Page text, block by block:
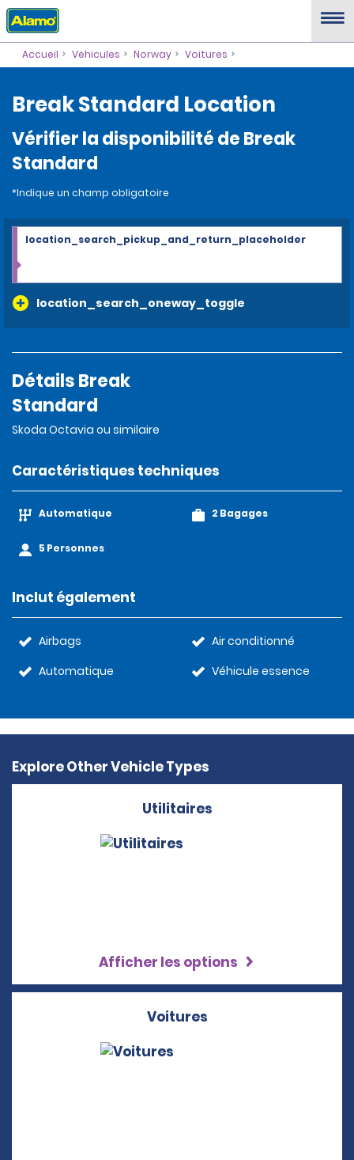
Accueil Vehicules Norway Voitures
Break Standard Location
Vérifier la disponibilité de Break
Standard
*Indique un champ obligatoire
location_search_oneway_toggle
location_search_pickup_and_return_placeholder
Détails Break
Standard
Skoda Octavia ou similaire
Caractéristiques techniques
Automatique
5 Personnes
2 Bagages
Inclut également
Airbags
Automatique
Air conditionné
Véhicule essence
Explore Other Vehicle Types
Utilitaires
Afficher les options
Voitures